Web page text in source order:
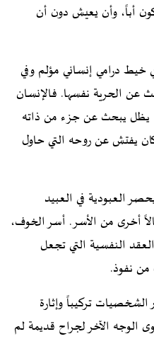
أباً، وأن يعيش دون أن
خيط درامي إنساني مؤلم وفي
عن الحرية نفسها. فالإنسان
يظل يبحث عن جزء من ذاته
يفتش عن روحه التي حاول
العبودية في العبيد
أخرى من الأسر. أسر الخوف،
النفسية التي تجعل
من نفوذ.
تركيباً وإثارة
الوجه الآخر لجراح قديمة لم